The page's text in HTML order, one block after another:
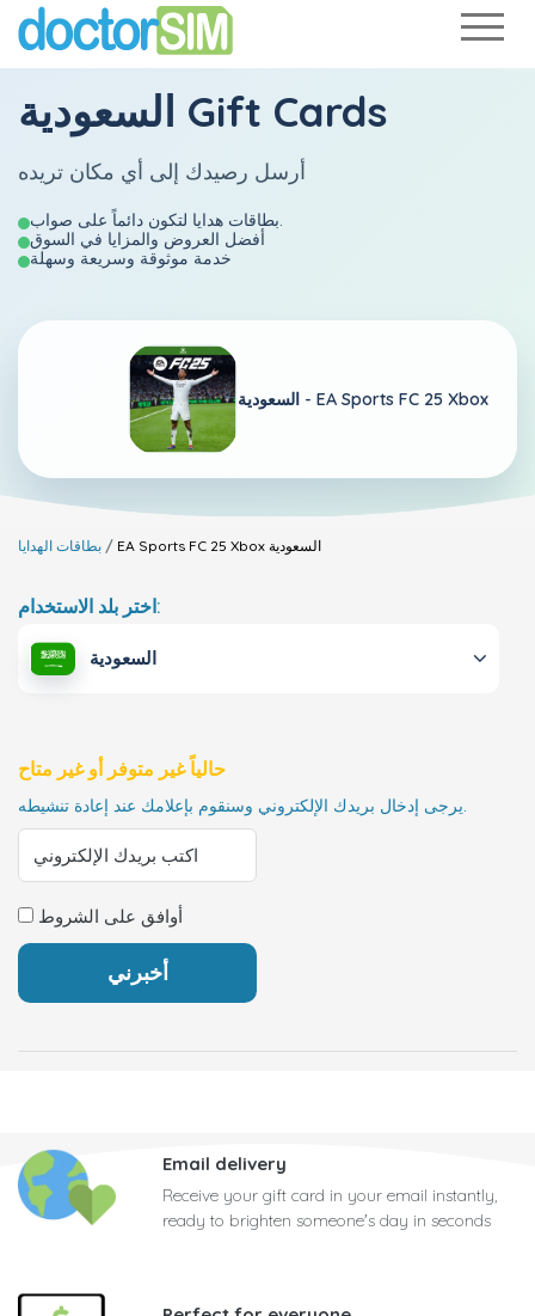
السعودية Gift Cards
أرسل رصيدك إلى أي مكان تريده
أفضل العروض والمزايا في السوق
خدمة موثوقة وسريعة وسهلة
السعودية - EA Sports FC 25 Xbox
بطاقات الهدايا EA Sports FC 25 Xbox السعودية
اختر بلد الاستخدام:
السعودية
حالياً غير متوفر أو غير متاح
يرجى إدخال بريدك الإلكتروني وسنقوم بإعلامك عند إعادة تنشيطه.
أوافق على الشروط
Email delivery
Receive your gift card in your email instantly,
ready to brighten someone's day in seconds